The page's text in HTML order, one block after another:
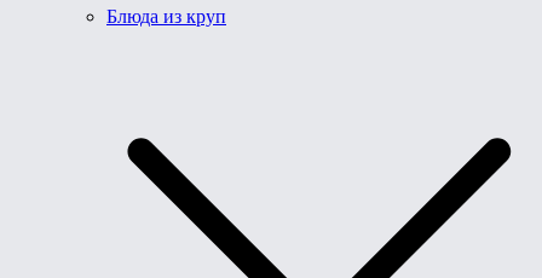
Блюда из круп